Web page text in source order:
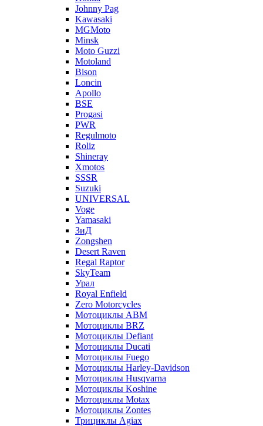
Johnny Pag
Kawasaki
MGMoto
Minsk
Moto Guzzi
Motoland
Bison
Loncin
Apollo
BSE
Progasi
PWR
Regulmoto
Roliz
Shineray
Xmotos
SSSR
Suzuki
UNIVERSAL
Voge
Yamasaki
ЗиД
Zongshen
Desert Raven
Regal Raptor
SkyTeam
Урал
Royal Enfield
Zero Motorcycles
Мотоциклы ABM
Мотоциклы BRZ
Мотоциклы Defiant
Мотоциклы Ducati
Мотоциклы Fuego
Мотоциклы Harley-Davidson
Мотоциклы Husqvarna
Мотоциклы Koshine
Мотоциклы Motax
Мотоциклы Zontes
Трициклы Agiax